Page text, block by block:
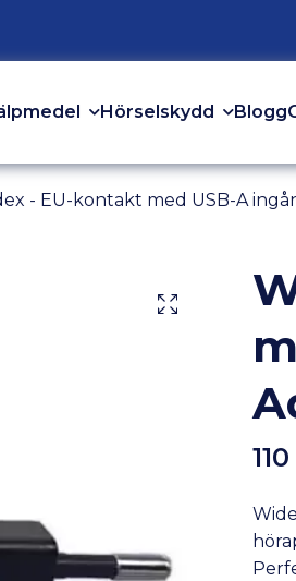
Hörselskydd Blogg
- EU-kontakt med USB-A